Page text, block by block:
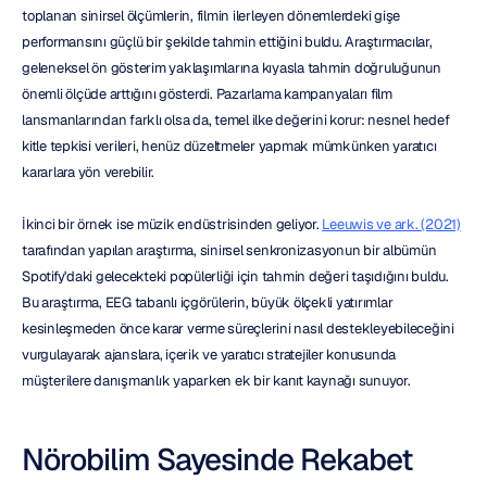
toplanan sinirsel ölçümlerin, filmin ilerleyen dönemlerdeki gişe
performansını güçlü bir şekilde tahmin ettiğini buldu. Araştırmacılar,
geleneksel ön gösterim yaklaşımlarına kıyasla tahmin doğruluğunun
önemli ölçüde arttığını gösterdi. Pazarlama kampanyaları film
lansmanlarından farklı olsa da, temel ilke değerini korur: nesnel hedef
kitle tepkisi verileri, henüz düzeltmeler yapmak mümkünken yaratıcı
kararlara yön verebilir.
İkinci bir örnek ise müzik endüstrisinden geliyor. Leeuwis ve ark. (2021)
tarafından yapılan araştırma, sinirsel senkronizasyonun bir albümün
Spotify'daki gelecekteki popülerliği için tahmin değeri taşıdığını buldu.
Bu araştırma, EEG tabanlı içgörülerin, büyük ölçekli yatırımlar
kesinleşmeden önce karar verme süreçlerini nasıl destekleyebileceğini
vurgulayarak ajanslara, içerik ve yaratıcı stratejiler konusunda
müşterilere danışmanlık yaparken ek bir kanıt kaynağı sunuyor.
Nörobilim Sayesinde Rekabet